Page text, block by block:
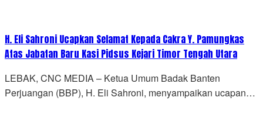
H. Eli Sahroni Ucapkan Selamat Kepada Cakra Y. Pamungkas
Atas Jabatan Baru Kasi Pidsus Kejari Timor Tengah Utara
LEBAK, CNC MEDIA – Ketua Umum Badak Banten
Perjuangan (BBP), H. Eli Sahroni, menyampaikan ucapan…